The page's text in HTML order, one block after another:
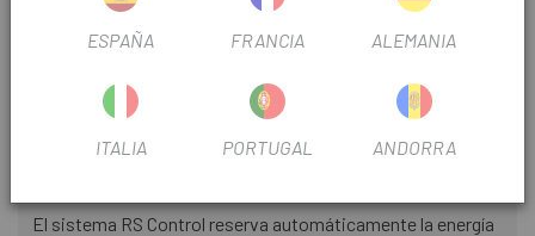
información, lo que permite al sistema responder con
mayor precisión a cada acción y a los cambios del terreno.
control y una sensación de conexión natural sobre la
El sistema RS Control reserva automáticamente la energía
ESPAÑA FRANCIA ALEMANIA
ITALIA PORTUGAL ANDORRA